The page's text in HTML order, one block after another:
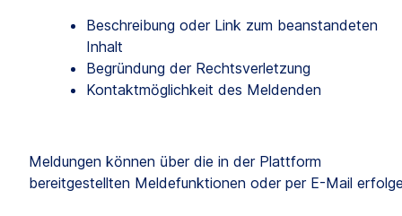
Beschreibung oder Link zum beanstandeten
Inhalt
Begründung der Rechtsverletzung
Kontaktmöglichkeit des Meldenden
Meldungen können über die in der Plattform
bereitgestellten Meldefunktionen oder per E-Mail